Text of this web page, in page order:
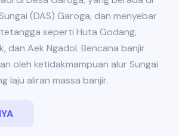
(DAS) Garoga, dan menyebar
seperti Huta Godang,
dan Aek Ngadol. Bencana banjir
oleh ketidakmampuan alur Sungai
laju aliran massa banjir.